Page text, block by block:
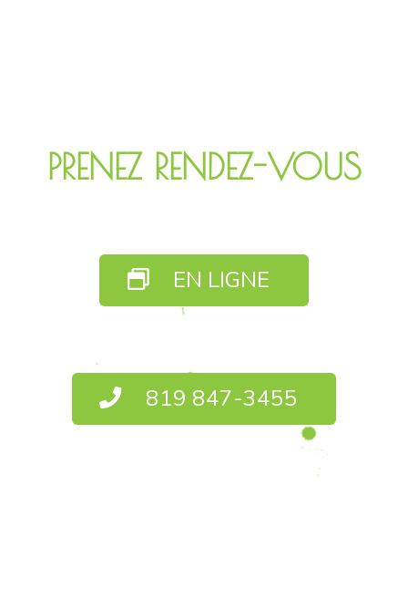
PRENEZ RENDEZ-VOUS
EN LIGNE
819 847-3455